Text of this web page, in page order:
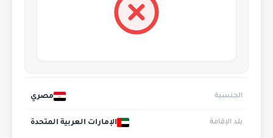
الجنسية مصري
بلد الإقامة الإمارات العربية المتحدة